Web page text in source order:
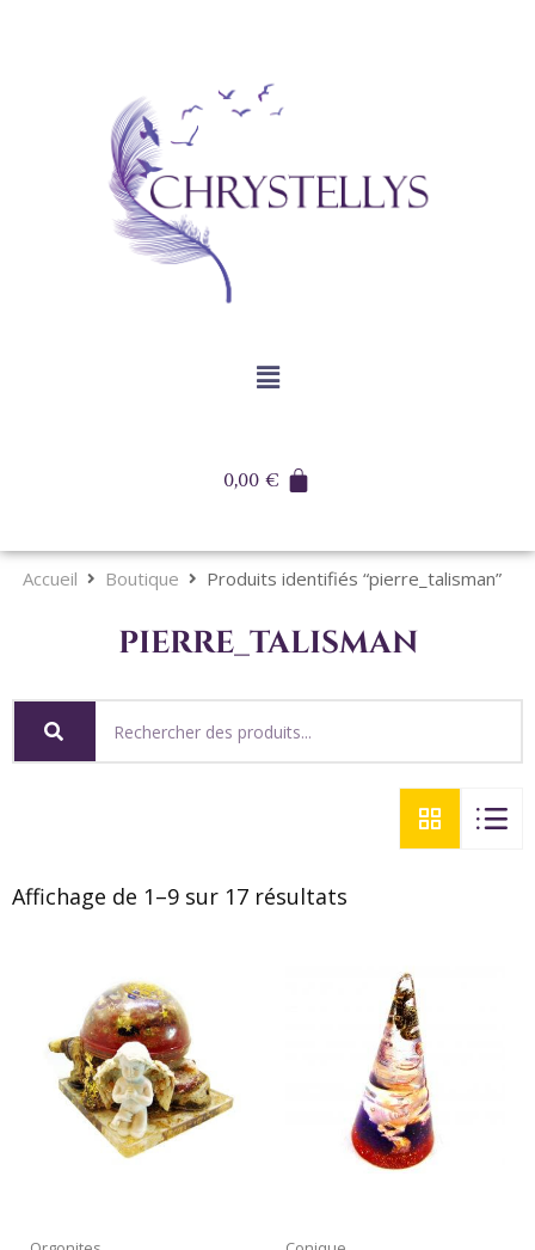
0,00€
Accueil Boutique Produits identifiés “pierre_talisman”
pierre_talisman
Affichage de 1–9 sur 17 résultats